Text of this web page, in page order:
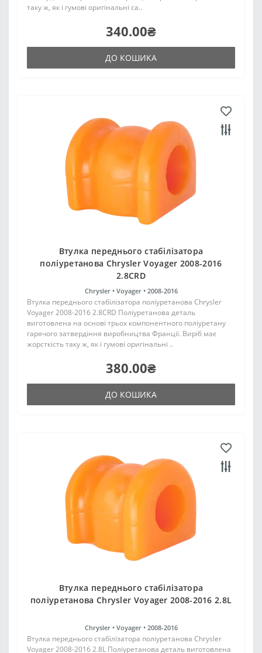
таку ж, як і гумові оригінальні са..
340.00₴
ДО КОШИКА
Втулка переднього стабілізатора
поліуретанова Chrysler Voyager 2008-2016
2.8CRD
Chrysler • Voyager • 2008-2016
Втулка переднього стабілізатора поліуретанова Chrysler
Voyager 2008-2016 2.8CRD Поліуретанова деталь
виготовлена на основі трьох компонентного поліуретану
гарячого затвердіння виробництва Франції. Виріб має
жорсткість таку ж, як і гумові оригінальні ..
380.00₴
ДО КОШИКА
Втулка переднього стабілізатора
поліуретанова Chrysler Voyager 2008-2016 2.8L
Chrysler • Voyager • 2008-2016
Втулка переднього стабілізатора поліуретанова Chrysler
Voyager 2008-2016 2.8L Поліуретанова деталь виготовлена